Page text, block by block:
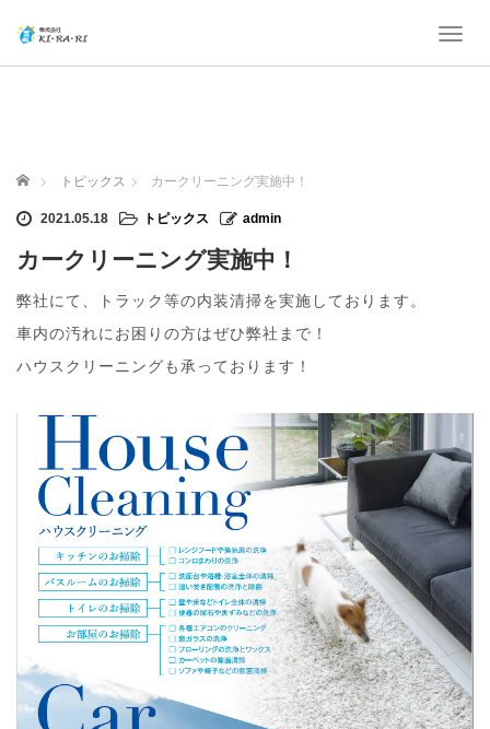
T
ホーム トピックス カークリーニング実施中！
2021.05.18 トピックス admin
カークリーニング実施中！
弊社にて、トラック等の内装清掃を実施しております。
車内の汚れにお困りの方はぜひ弊社まで！
ハウスクリーニングも承っております！